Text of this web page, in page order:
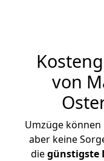
von
Umzüge
aber keine
diegünstigste